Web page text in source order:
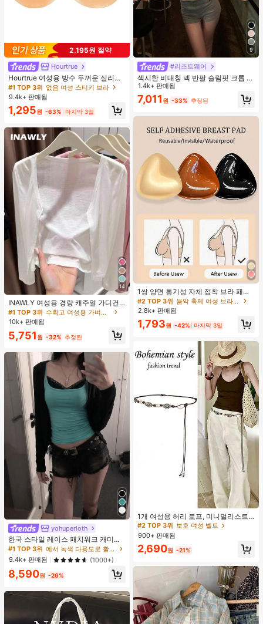
2,195원 절약
Hourtrue
Hourtrue 여성용 방수 두꺼운 실리콘
가슴 페탈, 작은 가슴 리프트업 & 푸시
인용, 웨딩 촬영 및 들러리용
#1 TOP 3위 없음 여성 스티키 브라
9.4k+ 판매됨
1,295원 -63% 마지막 3일
14
INAWLY 여성용 경량 캐주얼 가디건,
여름
#1 TOP 3위
수확고 여성용 가벼운 카디건
10k+ 판매됨
5,751 원 -32% 추정된
yohuperloth
한국 스타일 레이스 패치워크 캐미솔
탱크 탑, Y2K 에스테틱, 스트리트웨어
캐주얼 여름
#1 TOP 3위
거의 매진!
#1 TOP 3위
에서 녹색 다용도로 활용 가능한 데일리 탑
거의 매진!
#1 TOP 3위
에서 녹색 다용도로 활용 가능한 데일리 탑
거의 매진!
#1 TOP 3위
에서 녹색 다용도로 활용 가능한 데일리 탑
거의 매진!
9.4k+ 판매됨 (1000+)
8,590원 -26%
9
#리조트웨어
섹시한 비대칭 넥 반팔 슬림핏 크롭 탑
화이트 여름
1.4k+ 판매됨
7,011 원 -33% 추정된
1쌍 양면 통기성 자체 접착 브라 패드,
두꺼워진 삼각형 푸쉬업 디자인, 재사
용 가능, 보이지 않는 비키니 브라 삽
입물, 수영에 적합
#2 TOP 3위
음악 축제 여성 브라 액세서리
2.8k+ 판매됨
1,793원 -42% 마지막 3일
1개 여성용 허리 로프, 미니멀리스트
보헤미안 패션 매듭 허리 벨트, 드레
스, 캐주얼 팬츠와 함께 일상 착용에
적합한 장식용 허리 액세서리
보호 여성 벨트
거의 매진!
#2 TOP 3위 보호 여성 벨트
거의 매진!
#2 TOP 3위 보호 여성 벨트
거의 매진!
#2 TOP 3위
보호 여성 벨트
900+ 판매됨
2,690원 -21%